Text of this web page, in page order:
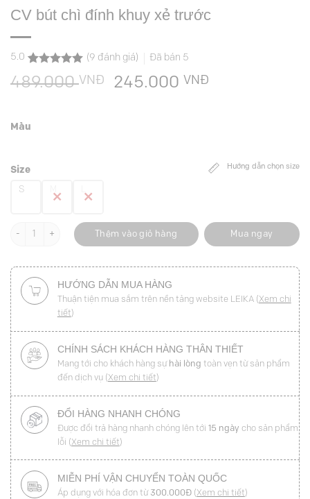
CV bút chì đính khuy xẻ trước
5.0
5.0
trên 5
dựa trên
9
(9 đánh giá) Đã bán 5
489.000VNĐ
Giá
245.000 VNĐ
Hướng dẫn chọn size
Màu
Size
S
CV bút chì đính khuy xẻ trước số lượng
Thêm vào giỏ hàng Mua ngay
HƯỚNG DẪN MUA HÀNG
Thuận tiện mua sắm trên nền tảng website LEIKA (Xem chi
tiết)
CHÍNH SÁCH KHÁCH HÀNG THÂN THIẾT
Mang tới cho khách hàng sự hài lòng toàn vẹn từ sản phẩm
đến dịch vụ (Xem chi tiết)
ĐỔI HÀNG NHANH CHÓNG
Được đổi trả hàng nhanh chóng lên tới 15 ngày cho sản phẩm
lỗi (Xem chi tiết)
MIỄN PHÍ VẬN CHUYỂN TOÀN QUỐC
Áp dụng với hóa đơn từ 300.000Đ(Xem chi tiết)